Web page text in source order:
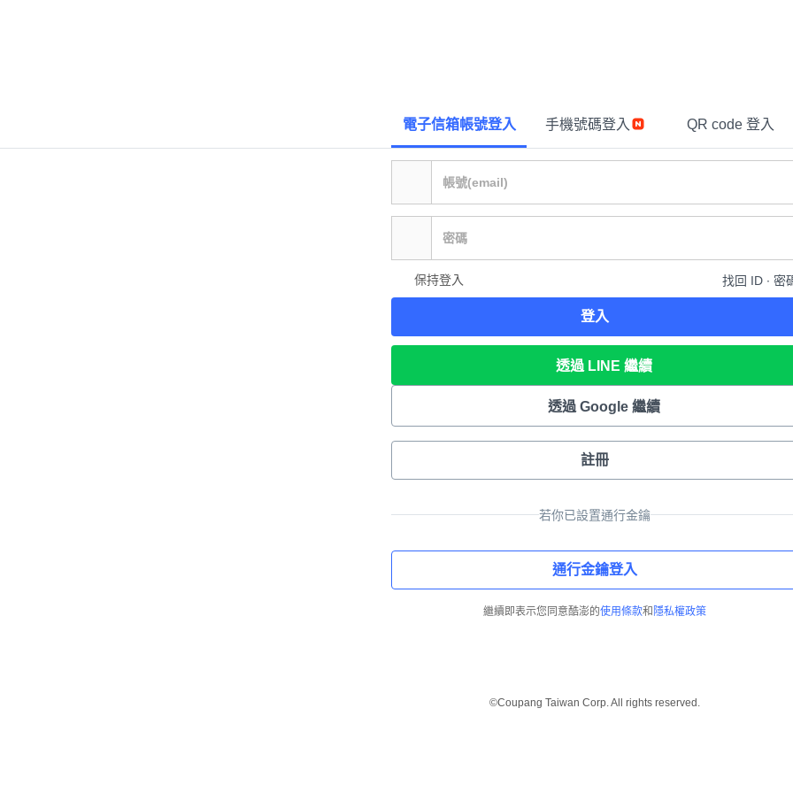
電子信箱帳號登入 手機號碼登入 QR code 登入
保持登入 找回 ID ∙ 密
登入
透過 LINE 繼續
透過 Google 繼續
註冊
若你已設置通行金鑰
通行金鑰登入
繼續即表示您同意酷澎的使用條款和 隱私權政策
©Coupang Taiwan Corp. All rights reserved.